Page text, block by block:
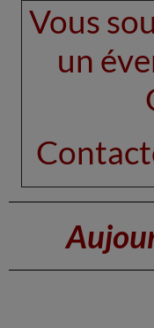
Vous
un